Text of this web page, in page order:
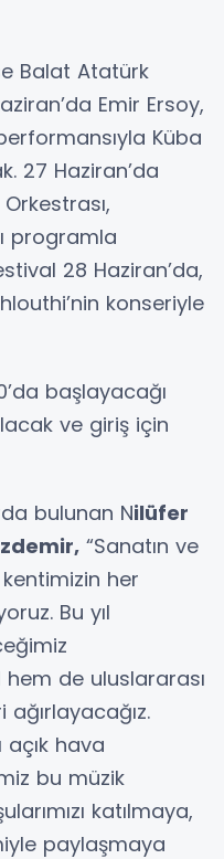
Balat Atatürk
Emir Ersoy,
Küba
27 Haziran’da
programla
28 Haziran’da,
konseriyle
başlayacağı
ve giriş için
bulunan Nilüfer
“Sanatın ve
her
Bu yıl
de uluslararası
açık hava
bu müzik
katılmaya,
paylaşmaya